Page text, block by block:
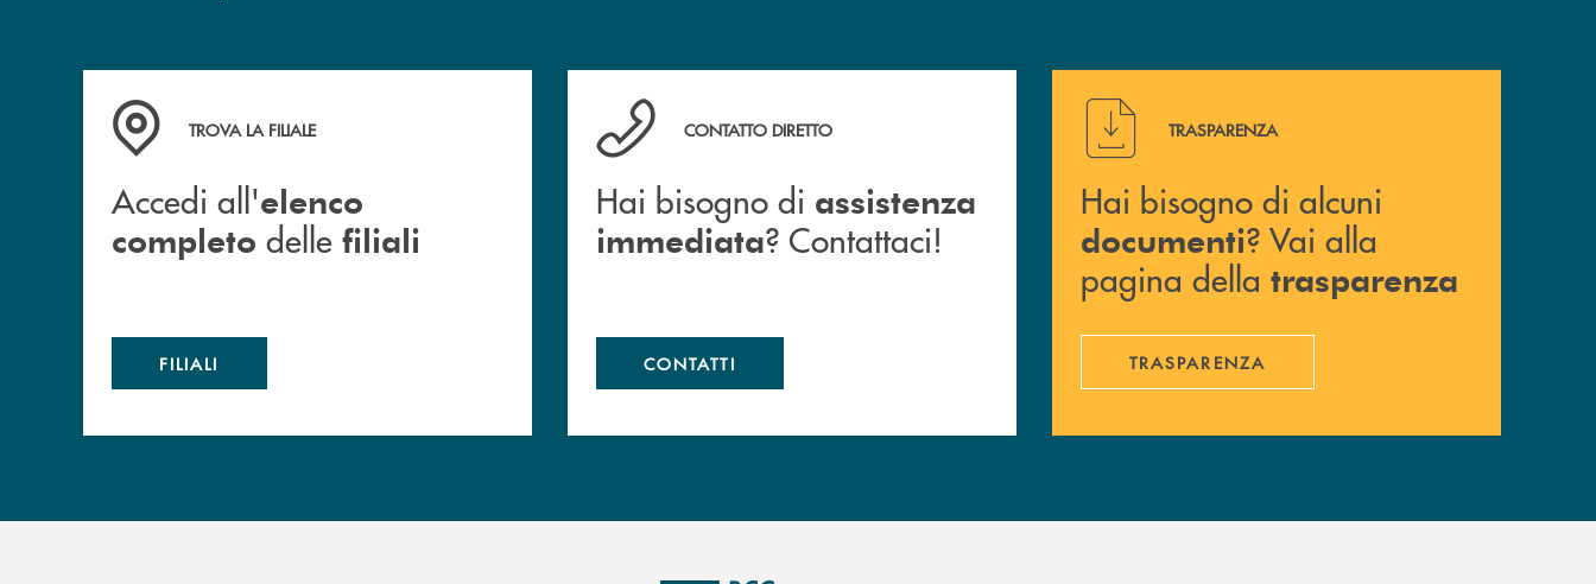
Accedi all' elenco completo delle filiali
TROVA LA FILIALE
Accedi all'elenco
completo delle filiali
FILIALI
Hai bisogno di assistenza immediata ? Contattaci!
CONTATTO DIRETTO
Hai bisogno di assistenza
immediata? Contattaci!
CONTATTI
Hai bisogno di alcuni documenti ? Vai alla pagina della
TRASPARENZA
Hai bisogno di alcuni
documenti? Vai alla
pagina della trasparenza
TRASPARENZA